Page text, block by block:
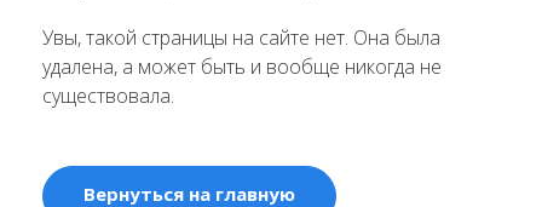
Увы, такой страницы на сайте нет. Она была
удалена, а может быть и вообще никогда не
существовала.
Вернуться на главную